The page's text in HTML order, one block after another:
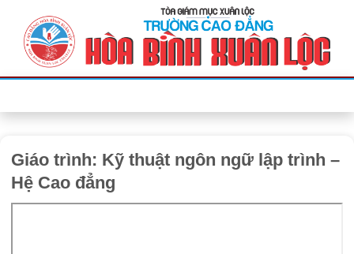
Giáo trình: Kỹ thuật ngôn ngữ lập trình –
Hệ Cao đẳng